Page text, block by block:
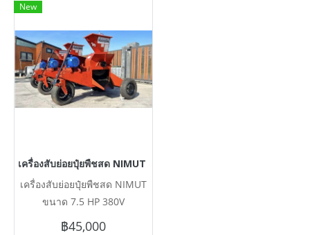
New
เครื่องสับย่อยปุ๋ยพืชสด NIMUT ขนาด 7.5 HP 380V
เครื่องสับย่อยปุ๋ยพืชสด NIMUT
ขนาด 7.5 HP 380V
฿45,000